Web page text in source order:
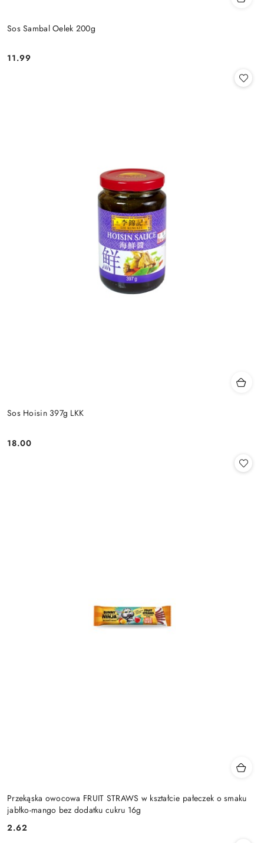
Sos Sambal Oelek 200g
Cena:
11.99
Sos Hoisin 397g LKK
Cena:
18.00
Przekąska owocowa FRUIT STRAWS w kształcie pałeczek o smaku
jabłko-mango bez dodatku cukru 16g
Cena:
2.62